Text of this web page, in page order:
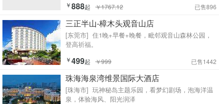
￥888起 ￥1767.12 已售896
三正半山-樟木头观音山店
[东莞市]
登高祈福。
￥499起 ￥999 已售1442
珠海海泉湾维景国际大酒店
[珠海市]
泉，体验海风、阳光润泽